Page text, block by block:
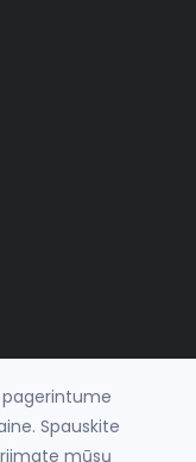
pagerintume
Spauskite
mūsų